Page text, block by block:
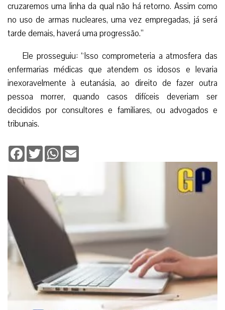
cruzaremos uma linha da qual não há retorno. Assim como
no uso de armas nucleares, uma vez empregadas, já será
tarde demais, haverá uma progressão.”
Ele prosseguiu: “Isso comprometeria a atmosfera das
enfermarias médicas que atendem os idosos e levaria
inexoravelmente à eutanásia, ao direito de fazer outra
pessoa morrer, quando casos difíceis deveriam ser
decididos por consultores e familiares, ou advogados e
tribunais.
Facebook
TwitterWhatsApp